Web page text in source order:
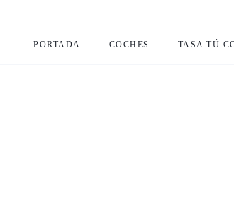
PORTADA COCHES TASA TÚ